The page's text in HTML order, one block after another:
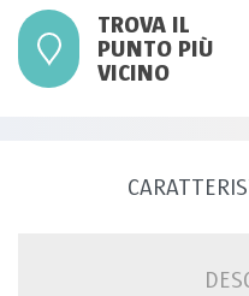
TROVA IL
PUNTO PIÙ
VICINO